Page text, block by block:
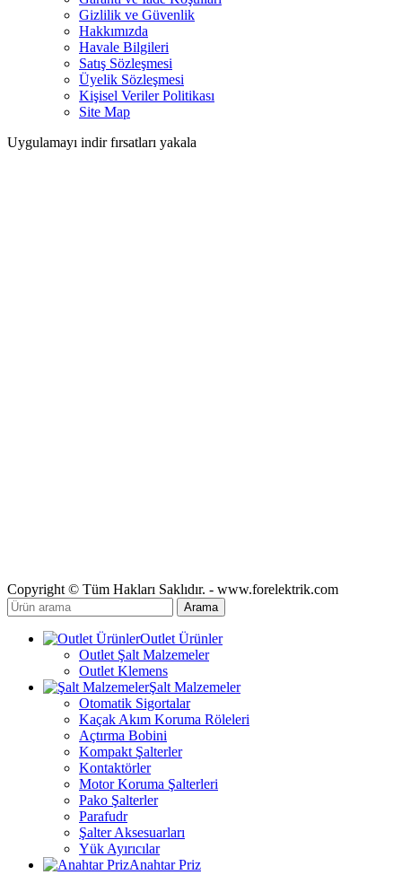
Gizlilik ve Güvenlik
Hakkımızda
Havale Bilgileri
Satış Sözleşmesi
Üyelik Sözleşmesi
Kişisel Veriler Politikası
Site Map
Uygulamayı indir fırsatları yakala
Copyright © Tüm Hakları Saklıdır. - www.forelektrik.com
Arama
Outlet Ürünler
Outlet Şalt Malzemeler
Outlet Klemens
Şalt Malzemeler
Otomatik Sigortalar
Kaçak Akım Koruma Röleleri
Açtırma Bobini
Kompakt Şalterler
Kontaktörler
Motor Koruma Şalterleri
Pako Şalterler
Parafudr
Şalter Aksesuarları
Yük Ayırıcılar
Anahtar Priz